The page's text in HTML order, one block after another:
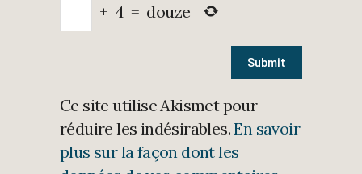
+ 4 = douze
Ce site utilise Akismet pour
réduire les indésirables.En savoir
plus sur la façon dont les